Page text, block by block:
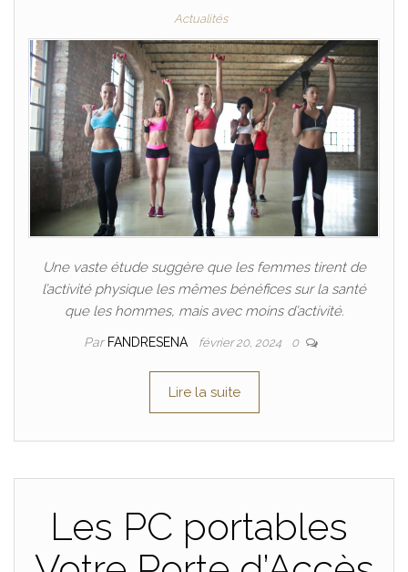
Actualités
Une vaste étude suggère que les femmes tirent de
l’activité physique les mêmes bénéfices sur la santé
que les hommes, mais avec moins d’activité.
Par FANDRESENA février 20, 2024 0
Lire la suite
Les PC portables